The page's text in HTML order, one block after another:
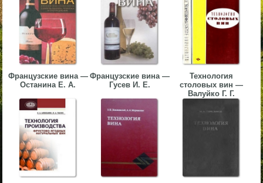
Французские вина —
Останина Е. А.
Французские вина —
Гусев И. Е.
Технология
столовых вин —
Валуйко Г. Г.